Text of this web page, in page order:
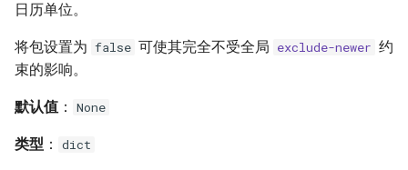
日历单位。
将包设置为 false 可使其完全不受全局 exclude-newer 约
束的影响。
默认值 ： None
类型 ： dict